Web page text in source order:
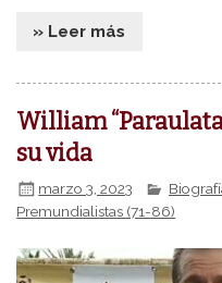
» Leer más
William
su vida
marzo 3, 2023
Premundialistas (71-86)